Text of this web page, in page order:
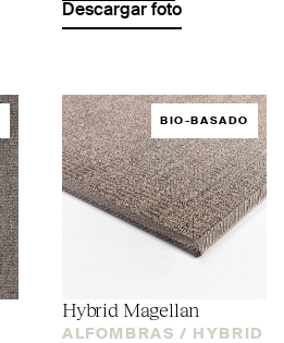
Descargar foto
BIO-BASADO
Hybrid Magellan
ALFOMBRAS / HYBRID